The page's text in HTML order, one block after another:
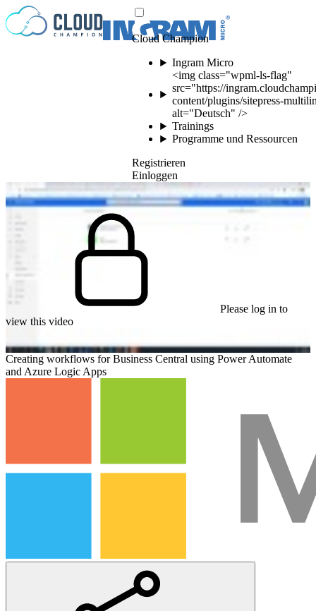
Zum Inhalt springen
Cloud Champion
Ingram Micro
<img class="wpml-ls-flag"
src="https://
content/plugins/sitepress-
alt="Deutsch" />
Trainings
Programme und Ressourcen
Registrieren
Einloggen
Please log in to
view this video
Creating workflows for Business Central using Power Automate
and Azure Logic Apps